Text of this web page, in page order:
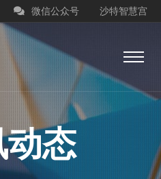
沙特智慧宫
微信公众号
态